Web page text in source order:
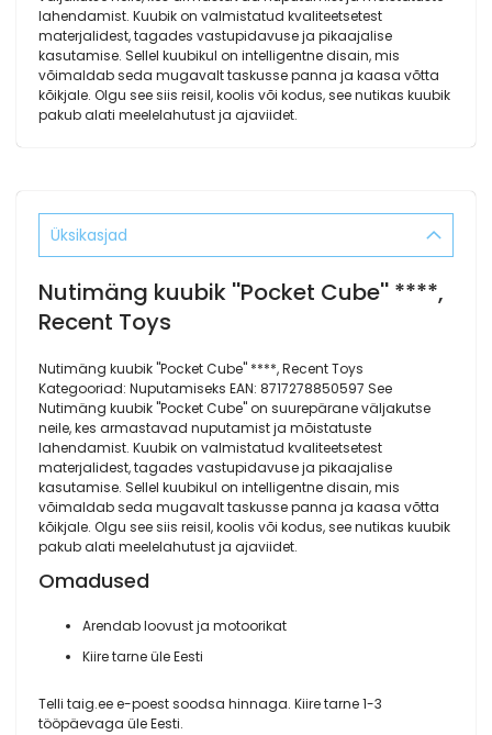
lahendamist. Kuubik on valmistatud kvaliteetsetest
materjalidest, tagades vastupidavuse ja pikaajalise
kasutamise. Sellel kuubikul on intelligentne disain, mis
võimaldab seda mugavalt taskusse panna ja kaasa võtta
kõikjale. Olgu see siis reisil, koolis või kodus, see nutikas kuubik
pakub alati meelelahutust ja ajaviidet.
Üksikasjad
Nutimäng kuubik ''Pocket Cube'' ****,
Recent Toys
Nutimäng kuubik ''Pocket Cube'' ****, Recent Toys
Kategooriad: Nuputamiseks EAN: 8717278850597 See
Nutimäng kuubik ''Pocket Cube'' on suurepärane väljakutse
neile, kes armastavad nuputamist ja mõistatuste
lahendamist. Kuubik on valmistatud kvaliteetsetest
materjalidest, tagades vastupidavuse ja pikaajalise
kasutamise. Sellel kuubikul on intelligentne disain, mis
võimaldab seda mugavalt taskusse panna ja kaasa võtta
kõikjale. Olgu see siis reisil, koolis või kodus, see nutikas kuubik
pakub alati meelelahutust ja ajaviidet.
Omadused
Arendab loovust ja motoorikat
Kiire tarne üle Eesti
Telli taig.ee e-poest soodsa hinnaga. Kiire tarne 1-3
tööpäevaga üle Eesti.